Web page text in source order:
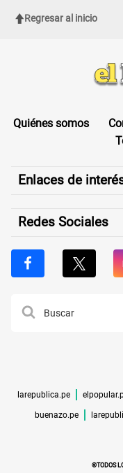
Regresar al inicio
Quiénes somos
Enlaces de
Redes Sociales
larepublica.pe
buenazo.pe
©TODOS